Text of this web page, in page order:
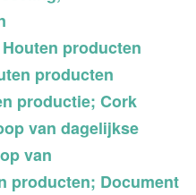
producten
producten
productie; Cork
van dagelijkse
van
producten; Document